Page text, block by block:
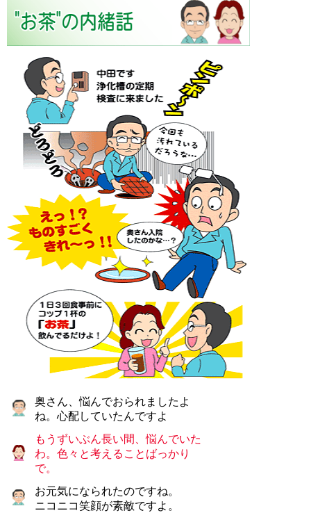
奥さん、悩んでおられましたよ
ね。心配していたんですよ
もうずいぶん長い間、悩んでいた
わ。色々と考えることばっかり
で。
お元気になられたのですね。
ニコニコ笑顔が素敵ですよ。